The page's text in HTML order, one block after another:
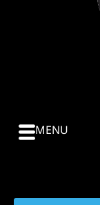
MENU